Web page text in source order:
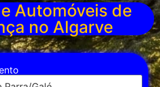
Automóveis de
no Algarve